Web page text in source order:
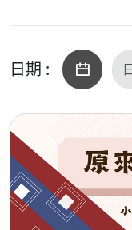
日期 :